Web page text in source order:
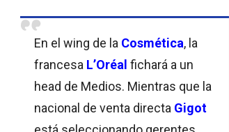
En el wing de la Cosmética, la
francesa L’Oréal fichará a un
head de Medios. Mientras que la
nacional de venta directa Gigot